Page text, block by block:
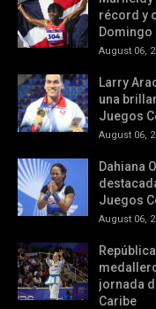
récord y
Domingo
August 06,
Larry
una
Juegos
August 06,
Dahiana
Juegos
August 06,
jornada
Caribe